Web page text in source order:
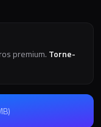
premium. Torne-
)